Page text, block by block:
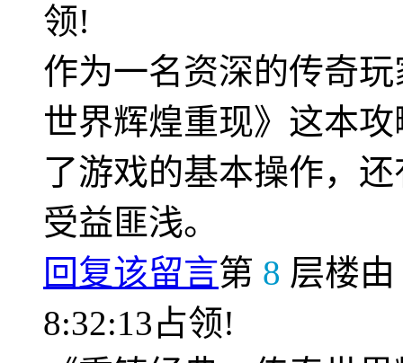
领!
作为一名资深的传奇
世界辉煌重现》这本
了游戏的基本操作，
受益匪浅。
回复该留言第 8 层楼由
8:32:13占领!